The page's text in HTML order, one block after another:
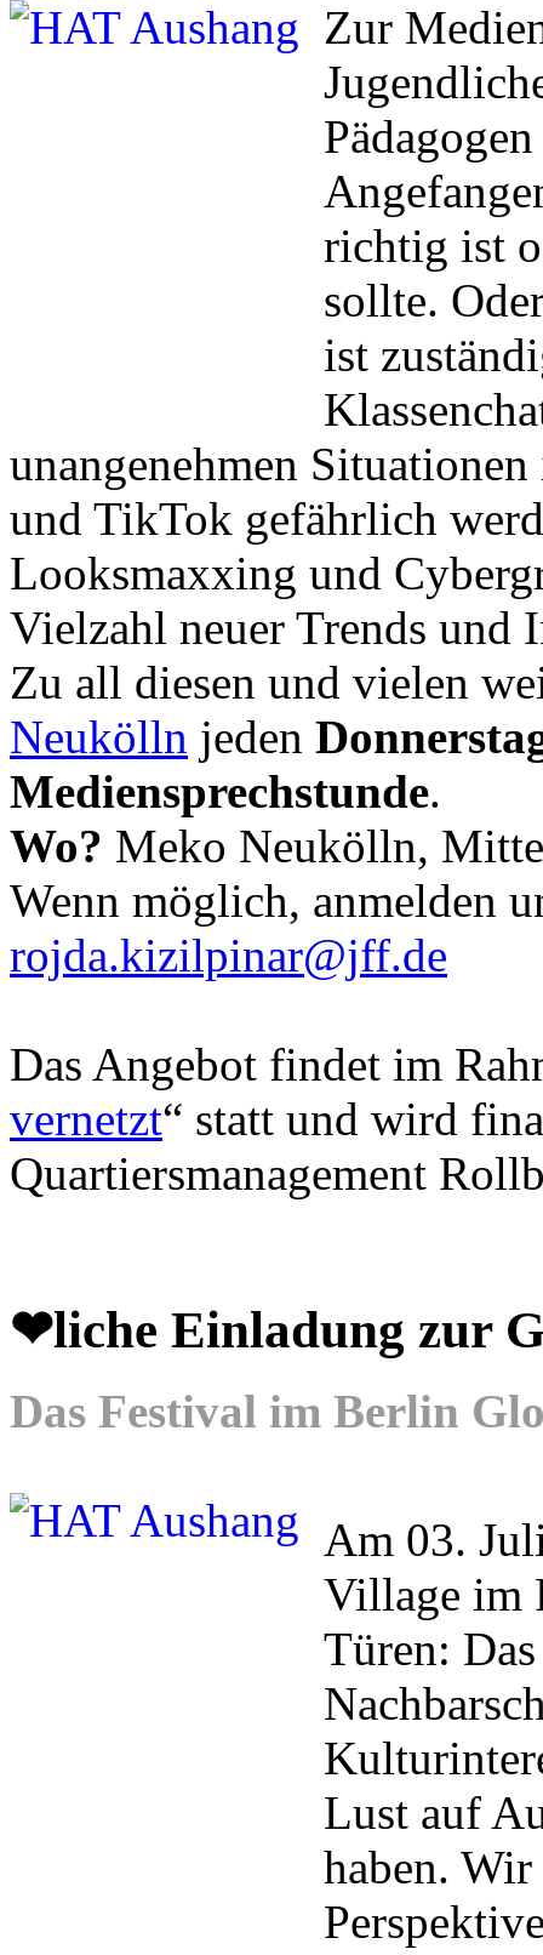
Zur
richtig ist
sollte.
ist
unangenehmen
und TikTok gefährlich
Looksmaxxing und
Vielzahl neuer Trends und
Zu all diesen und vielen
Neukölln jeden
Mediensprechstunde.
Wo? Meko Neukölln,
Wenn möglich, anmelden
rojda.kizilpinar@jff.de
Das Angebot findet im
vernetzt“ statt und wird
Quartiersmanagement
❤liche Einladung zur
Das Festival im Berlin
Am 03.
Village im
Türen:
Lust auf
haben. Wir